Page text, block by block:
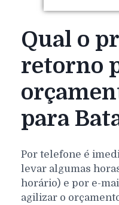
Qual o
retorno
para
Por telefone é
levar algumas
horário) e por e-
agilizar o